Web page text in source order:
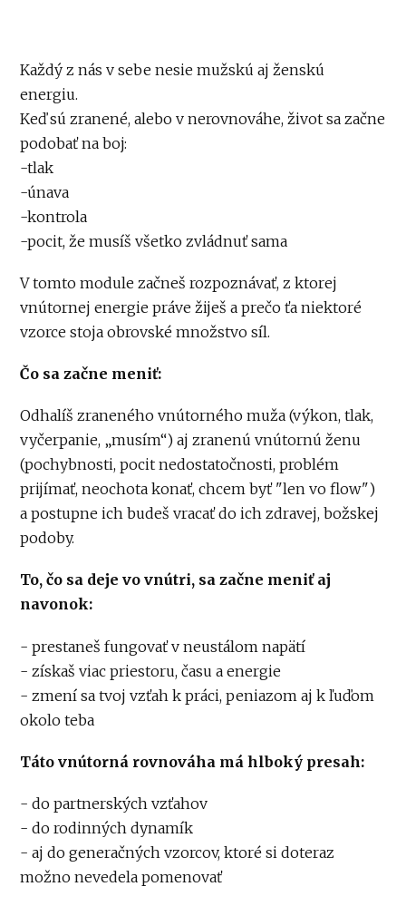
Každý z nás v sebe nesie mužskú aj ženskú
energiu.
Keď sú zranené, alebo v nerovnováhe, život sa začne
podobať na boj:
-tlak
-únava
-kontrola
-pocit, že musíš všetko zvládnuť sama
V tomto module začneš rozpoznávať, z ktorej
vnútornej energie práve žiješ a prečo ťa niektoré
vzorce stoja obrovské množstvo síl.
Čo sa začne meniť:
Odhalíš zraneného vnútorného muža (výkon, tlak,
vyčerpanie, „musím“) aj zranenú vnútornú ženu
(pochybnosti, pocit nedostatočnosti, problém
prijímať, neochota konať, chcem byť "len vo flow")
a postupne ich budeš vracať do ich zdravej, božskej
podoby.
To, čo sa deje vo vnútri, sa začne meniť aj
navonok:
- prestaneš fungovať v neustálom napätí
- získaš viac priestoru, času a energie
- zmení sa tvoj vzťah k práci, peniazom aj k ľuďom
okolo teba
Táto vnútorná rovnováha má hlboký presah:
- do partnerských vzťahov
- do rodinných dynamík
- aj do generačných vzorcov, ktoré si doteraz
možno nevedela pomenovať